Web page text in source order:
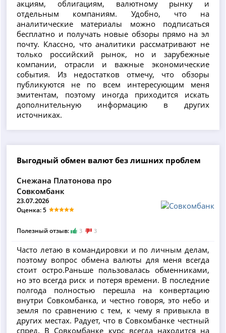
акциям, облигациям, валютному рынку и
отдельным компаниям. Удобно, что на
аналитические материалы можно подписаться
бесплатно и получать новые обзоры прямо на эл
почту. Классно, что аналитики рассматривают не
только российский рынок, но и зарубежные
компании, отрасли и важные экономические
события. Из недостатков отмечу, что обзоры
публикуются не по всем интересующим меня
эмитентам, поэтому иногда приходится искать
дополнительную информацию в других
источниках.
Выгодный обмен валют без лишних проблем
Снежана Платонова про
Совкомбанк
23.07.2026
Оценка: 5
Полезный отзыв: 3 3
Часто летаю в командировки и по личным делам,
поэтому вопрос обмена валюты для меня всегда
стоит остро.Раньше пользовалась обменниками,
но это всегда риск и потеря времени. В последние
полгода полностью перешла на конвертацию
внутри Совкомбанка, и честно говоря, это небо и
земля по сравнению с тем, к чему я привыкла в
других местах. Радует, что в Совкомбанке честный
спред. В Совкомбанке курс всегда находится на